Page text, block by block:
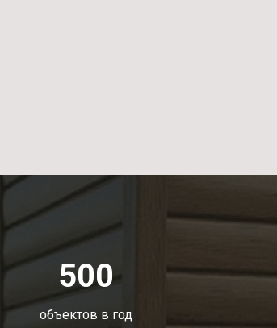
500
объектов в год